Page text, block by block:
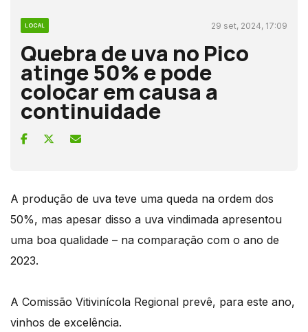
LOCAL 29 set, 2024, 17:09
Quebra de uva no Pico
atinge 50% e pode
colocar em causa a
continuidade
A produção de uva teve uma queda na ordem dos
50%, mas apesar disso a uva vindimada apresentou
uma boa qualidade – na comparação com o ano de
2023.
A Comissão Vitivinícola Regional prevê, para este ano,
vinhos de excelência.